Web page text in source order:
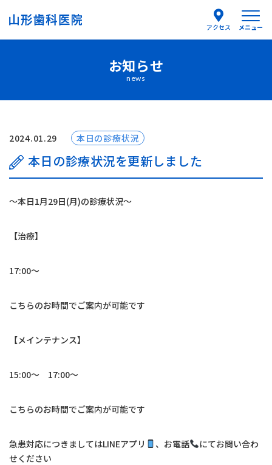
アクセス メニュー
医師紹介
はじめての方へ
診療案内
よくあるご質問
お知らせ
交通アクセス
お問い合わせ
お知らせ
news
2024.01.29 本日の診療状況
本日の診療状況を更新しました
〜本日1月29日(月)の診療状況〜
【治療】
17:00〜
こちらのお時間でご案内が可能です
【メインテナンス】
15:00〜 17:00〜
こちらのお時間でご案内が可能です
急患対応につきましてはLINEアプリ 、お電話
にてお問い合わ
せください